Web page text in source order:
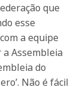
que
esse
a equipe
Assembleia
do
Não é fácil